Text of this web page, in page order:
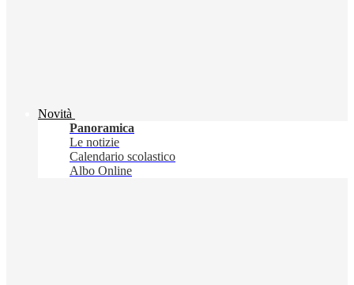
Novità
Panoramica
Le notizie
Calendario scolastico
Albo Online